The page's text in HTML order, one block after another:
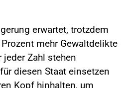
erwartet, trotzdem
mehr Gewaltdelikte
Zahl stehen
diesen Staat einsetzen
Kopf hinhalten, um